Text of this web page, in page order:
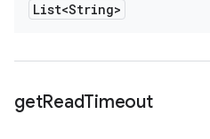
List<String>
getReadTimeout